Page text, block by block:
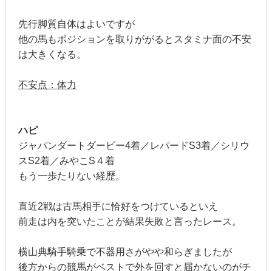
先行脚質自体はよいですが
他の馬もポジションを取りががるとスタミナ面の不安
は大きくなる。
不安点：体力
ハピ
ジャパンダートダービー4着／レパードS3着／シリウ
スS2着／みやこS４着
もう一歩たりない経歴。
直近2戦は古馬相手に恰好をつけているといえ
前走は内を突いたことが結果失敗と言ったレース。
横山典騎手騎乗で不器用さがやや和らぎましたが
後方からの競馬がベストで外を回すと届かないのがチ